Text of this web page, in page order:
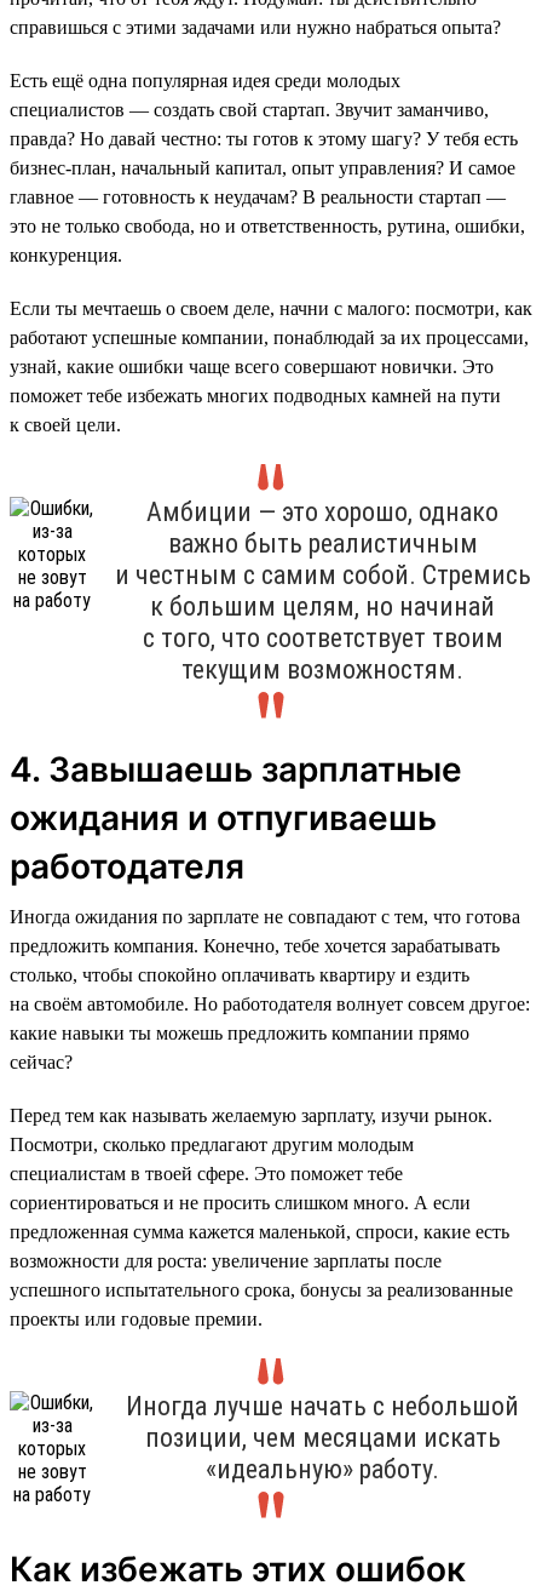
справишься с этими задачами или нужно набраться опыта?
Есть ещё одна популярная идея среди молодых
специалистов — создать свой стартап. Звучит заманчиво,
правда? Но давай честно: ты готов к этому шагу? У тебя есть
бизнес-план, начальный капитал, опыт управления? И самое
главное — готовность к неудачам? В реальности стартап —
это не только свобода, но и ответственность, рутина, ошибки,
конкуренция.
Если ты мечтаешь о своем деле, начни с малого: посмотри, как
работают успешные компании, понаблюдай за их процессами,
узнай, какие ошибки чаще всего совершают новички. Это
поможет тебе избежать многих подводных камней на пути
к своей цели.
Амбиции — это хорошо, однако
важно быть реалистичным
и честным с самим собой. Стремись
к большим целям, но начинай
с того, что соответствует твоим
текущим возможностям.
4. Завышаешь зарплатные
ожидания и отпугиваешь
работодателя
Иногда ожидания по зарплате не совпадают с тем, что готова
предложить компания. Конечно, тебе хочется зарабатывать
столько, чтобы спокойно оплачивать квартиру и ездить
на своём автомобиле. Но работодателя волнует совсем другое:
какие навыки ты можешь предложить компании прямо
сейчас?
Перед тем как называть желаемую зарплату, изучи рынок.
Посмотри, сколько предлагают другим молодым
специалистам в твоей сфере. Это поможет тебе
сориентироваться и не просить слишком много. А если
предложенная сумма кажется маленькой, спроси, какие есть
возможности для роста: увеличение зарплаты после
успешного испытательного срока, бонусы за реализованные
проекты или годовые премии.
Иногда лучше начать с небольшой
позиции, чем месяцами искать
«идеальную» работу.
Как избежать этих ошибок